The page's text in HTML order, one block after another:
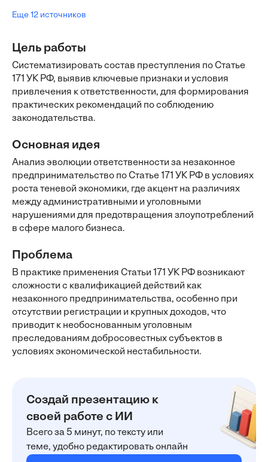
Еще 12 источников
Цель работы
Систематизировать состав преступления по Статье
171 УК РФ, выявив ключевые признаки и условия
привлечения к ответственности, для формирования
практических рекомендаций по соблюдению
законодательства.
Основная идея
Анализ эволюции ответственности за незаконное
предпринимательство по Статье 171 УК РФ в условиях
роста теневой экономики, где акцент на различиях
между административными и уголовными
нарушениями для предотвращения злоупотреблений
в сфере малого бизнеса.
Проблема
В практике применения Статьи 171 УК РФ возникают
сложности с квалификацией действий как
незаконного предпринимательства, особенно при
отсутствии регистрации и крупных доходов, что
приводит к необоснованным уголовным
преследованиям добросовестных субъектов в
условиях экономической нестабильности.
Создай презентацию к
своей работе с ИИ
Всего за 5 минут, по тексту или
теме, удобно редактировать онлайн